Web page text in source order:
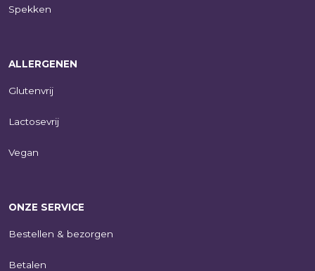
Spekken
ALLERGENEN
Glutenvrij
Lactosevrij
Vegan
ONZE SERVICE
Bestellen & bezorgen
Betalen